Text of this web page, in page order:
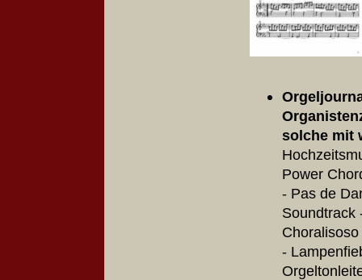
solche mit
Power
- Pas de
Soundtrack
-